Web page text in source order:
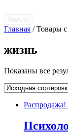
Главная / Товары
жизнь
Показаны все
Распродажа!